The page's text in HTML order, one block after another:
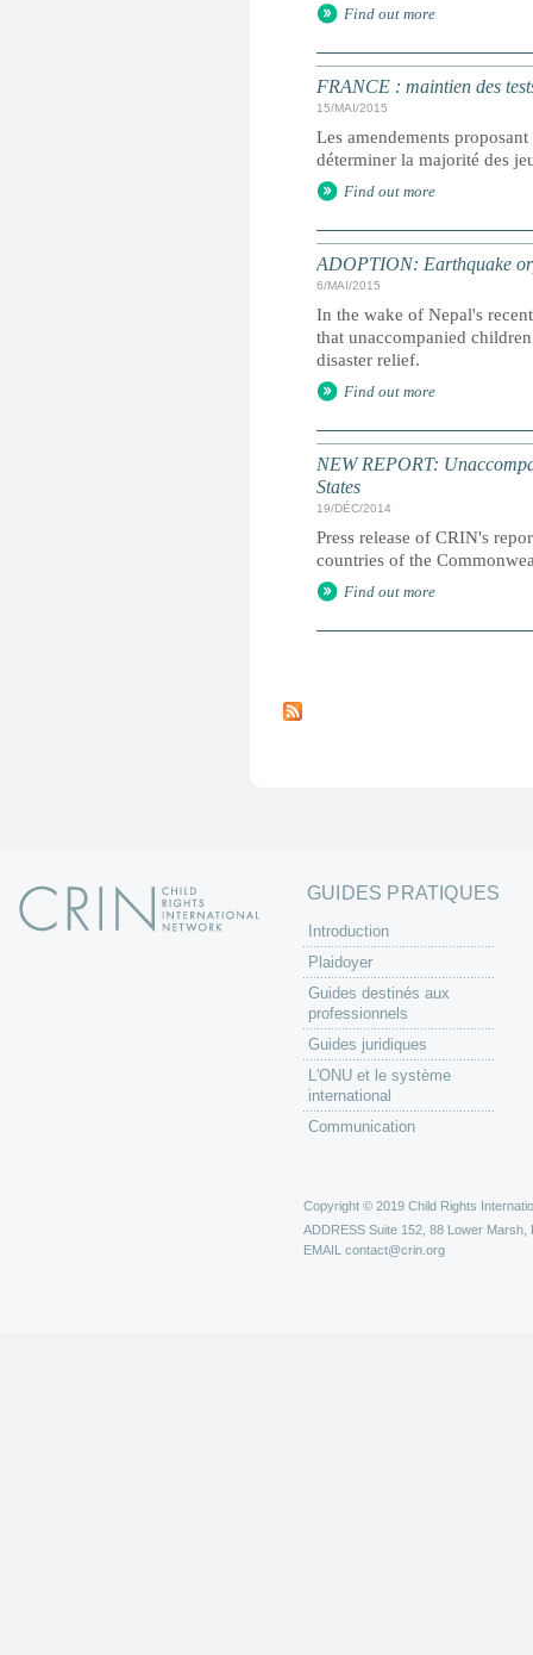
Find out more
FRANCE : maintien des
15/MAI/2015
Les amendements
déterminer la majorité des
Find out more
ADOPTION: Earthquake
6/MAI/2015
In the wake of Nepal's
that unaccompanied
disaster relief.
Find out more
NEW REPORT:
States
19/DÉC/2014
Press release of CRIN's
countries of the
Find out more
a
GUIDES PRATIQUES
Introduction
Plaidoyer
Guides destinés aux
professionnels
Guides juridiques
L'ONU et le système
international
Communication
Copyright © 2019 Child Rights
ADDRESS Suite 152, 88 Lower Marsh,
EMAIL contact@crin.org